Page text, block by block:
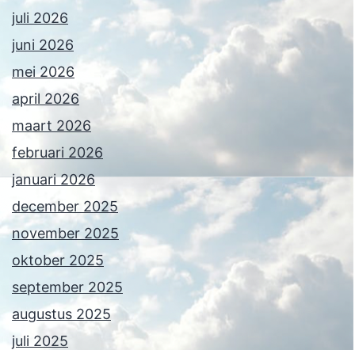
juli 2026
juni 2026
mei 2026
april 2026
maart 2026
februari 2026
januari 2026
december 2025
november 2025
oktober 2025
september 2025
augustus 2025
juli 2025